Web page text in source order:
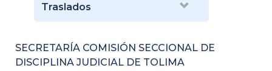
Traslados
SECRETARÍA COMISIÓN SECCIONAL DE
DISCIPLINA JUDICIAL DE TOLIMA